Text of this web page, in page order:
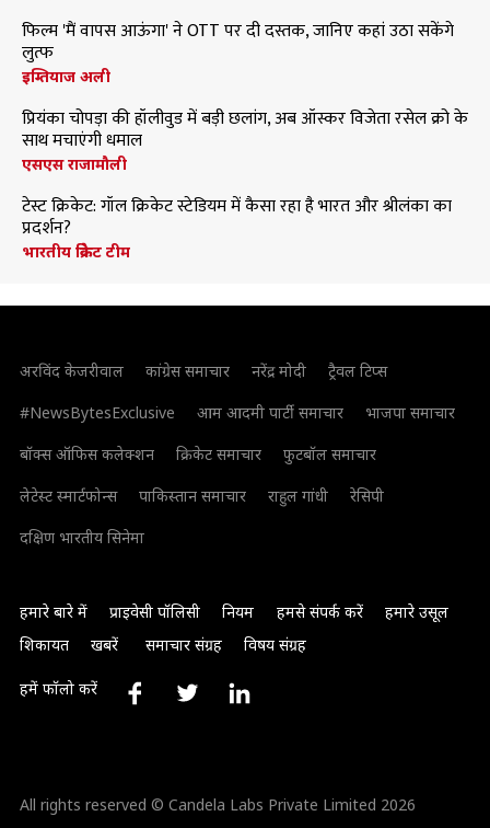
फिल्म 'मैं वापस आऊंगा' ने OTT पर दी दस्तक, जानिए कहां उठा सकेंगे
लुत्फ
इम्तियाज अली
प्रियंका चोपड़ा की हॉलीवुड में बड़ी छलांग, अब ऑस्कर विजेता रसेल क्रो के
साथ मचाएंगी धमाल
एसएस राजामौली
टेस्ट क्रिकेट: गॉल क्रिकेट स्टेडियम में कैसा रहा है भारत और श्रीलंका का
प्रदर्शन?
भारतीय क्रिकेट टीम
अरविंद केजरीवाल कांग्रेस समाचार नरेंद्र मोदी
ट्रैवल टिप्स
#NewsBytesExclusive
आम आदमी पार्टी समाचार
भाजपा समाचार
बॉक्स ऑफिस कलेक्शन
क्रिकेट समाचार
फुटबॉल समाचार
लेटेस्ट स्मार्टफोन्स
पाकिस्तान समाचार राहुल गांधी
रेसिपी
दक्षिण भारतीय सिनेमा
हमारे बारे में प्राइवेसी पॉलिसी नियम हमसे संपर्क करें
हमारे उसूल
शिकायत
खबरें समाचार संग्रह विषय संग्रह
हमें फॉलो करें
All rights reserved © Candela Labs Private Limited 2026